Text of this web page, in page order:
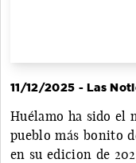
11/12/2025 - Las
Huélamo ha sido el
pueblo más bonito
en su edicion de